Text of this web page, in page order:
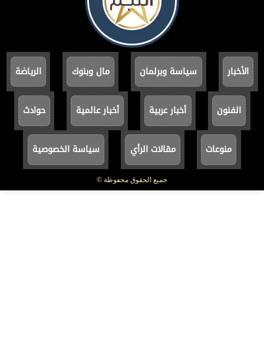
الأخبار سياسة وبرلمان مال وبنوك الرياضة
الفنون أخبار عربية أخبار عالمية حوادث
منوعات مقالات الرأي سياسة الخصوصية
جميع الحقوق محفوظة ©